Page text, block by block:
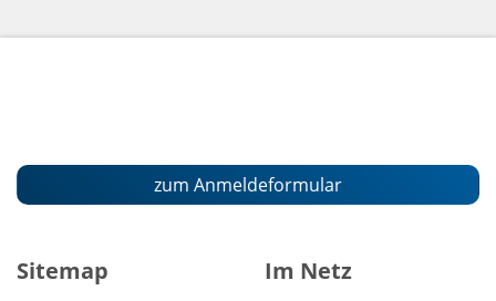
zum Anmeldeformular
Sitemap Im Netz